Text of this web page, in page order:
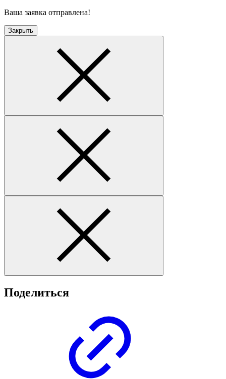
Ваша заявка отправлена!
Закрыть
Поделиться